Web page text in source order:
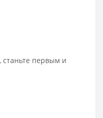
станьте первым и